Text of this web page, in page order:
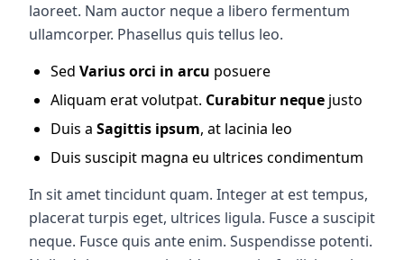
laoreet. Nam auctor neque a libero fermentum
ullamcorper. Phasellus quis tellus leo.
Sed Varius orci in arcu posuere
Aliquam erat volutpat. Curabitur neque justo
Duis a Sagittis ipsum, at lacinia leo
Duis suscipit magna eu ultrices condimentum
In sit amet tincidunt quam. Integer at est tempus,
placerat turpis eget, ultrices ligula. Fusce a suscipit
neque. Fusce quis ante enim. Suspendisse potenti.